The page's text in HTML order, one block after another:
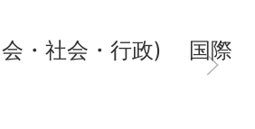
・社会・行政) 国際